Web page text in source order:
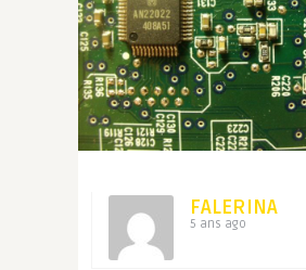
FALERINA
5 ans ago